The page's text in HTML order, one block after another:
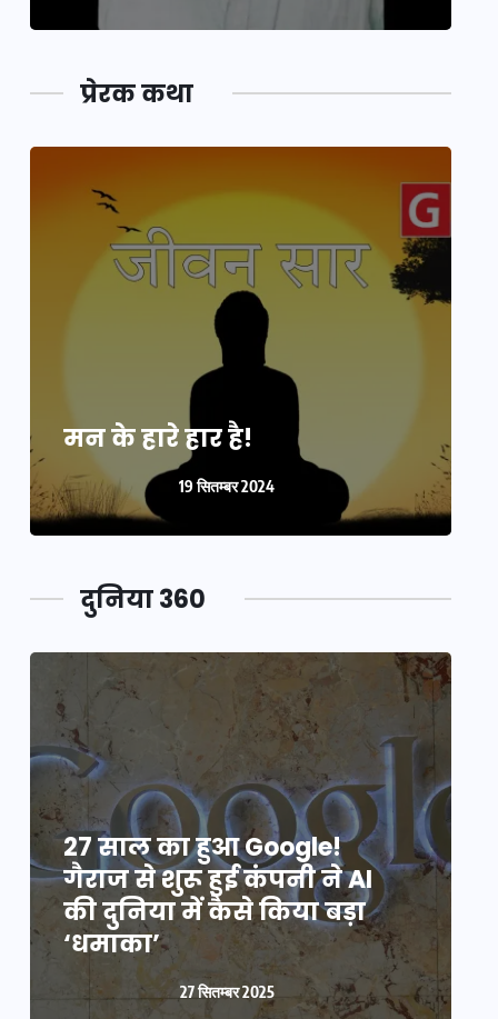
प्रेरक कथा
मन के हारे हार है!
19 सितम्बर 2024
दुनिया 360
27 साल का हुआ Google!
गैराज से शुरू हुई कंपनी ने AI
की दुनिया में कैसे किया बड़ा
‘धमाका’
27 सितम्बर 2025